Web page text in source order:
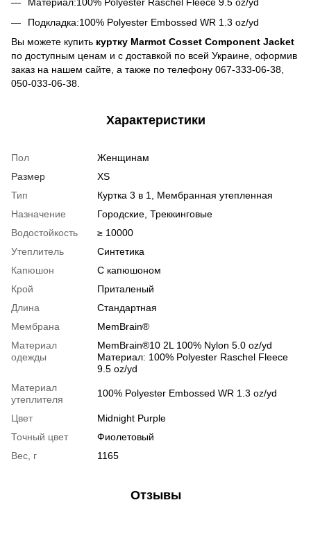
Материал:100% Polyester Raschel Fleece 9.5 oz/yd
Подкладка:100% Polyester Embossed WR 1.3 oz/yd
Вы можете купить куртку Marmot Cosset Component Jacket
по доступным ценам и с доставкой по всей Украине, оформив
заказ на нашем сайте, а также по телефону 067-333-06-38,
050-033-06-38.
Характеристики
Пол
Женщинам
Размер
XS
Тип
Куртка 3 в 1, Мембранная утепленная
Назначение
Городские, Треккинговые
Водостойкость
≥ 10000
Утеплитель
Синтетика
Капюшон
С капюшоном
Крой
Приталеный
Длина
Стандартная
Мембрана
MemBrain®
Материал
одежды
MemBrain®10 2L 100% Nylon 5.0 oz/yd
Материал: 100% Polyester Raschel Fleece
9.5 oz/yd
Материал
утеплителя
100% Polyester Embossed WR 1.3 oz/yd
Цвет
Midnight Purple
Точный цвет
Фиолетовый
Вес, г
1165
Отзывы